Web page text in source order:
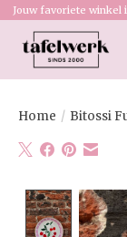
Jouw favoriete winkel
Home / Bitossi